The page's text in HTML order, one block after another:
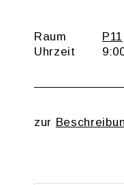
Raum
P11
Uhr­zeit
zur